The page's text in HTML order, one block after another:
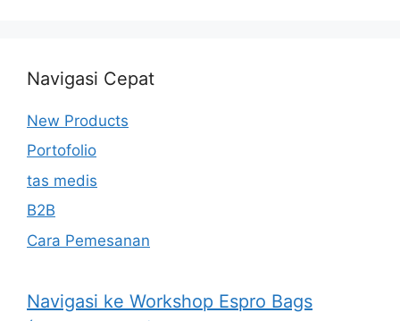
Navigasi Cepat
New Products
Portofolio
tas medis
B2B
Cara Pemesanan
Navigasi ke Workshop Espro Bags